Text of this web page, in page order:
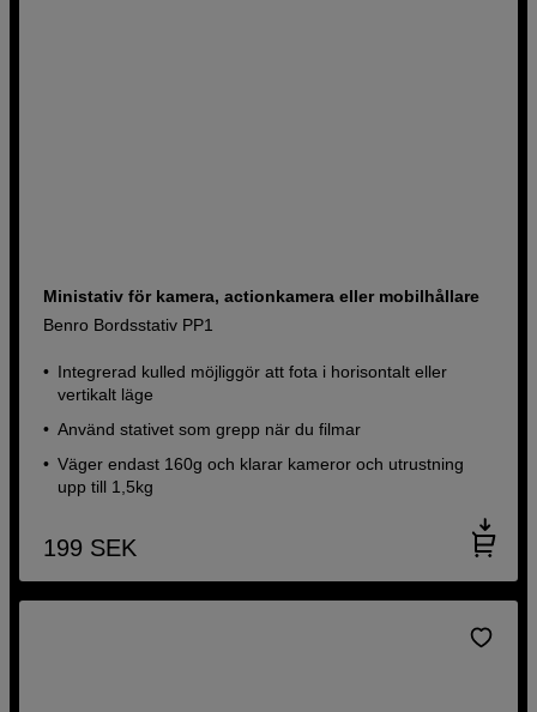
Ministativ för kamera, actionkamera eller mobilhållare
Benro Bordsstativ PP1
Integrerad kulled möjliggör att fota i horisontalt eller
vertikalt läge
Använd stativet som grepp när du filmar
Väger endast 160g och klarar kameror och utrustning
upp till 1,5kg
199 SEK